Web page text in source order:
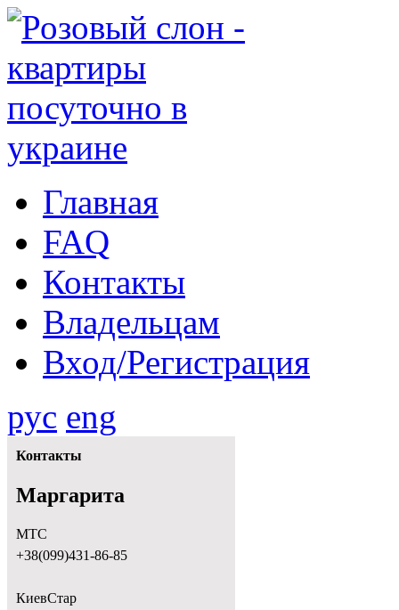
Главная
FAQ
Контакты
Владельцам
Вход/Регистрация
рус eng
Контакты
Маргарита
МТС
+38(099)431-86-85
КиевСтар